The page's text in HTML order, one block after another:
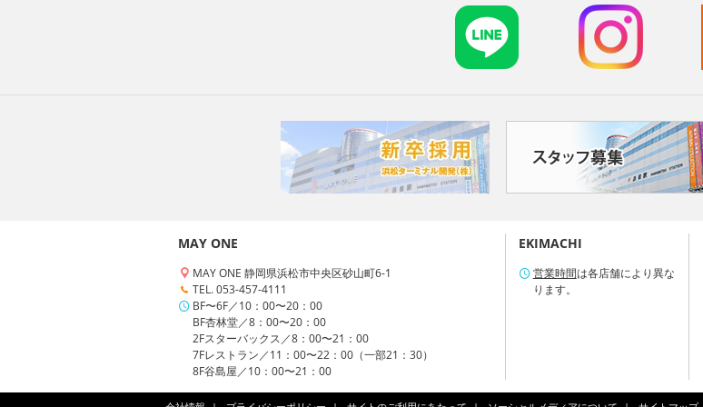
MAY ONE
MAY ONE 静岡県浜松市中央区砂山町6-1
TEL. 053-457-4111
BF〜6F／10：00〜20：00
BF杏林堂／8：00〜20：00
2Fスターバックス／8：00〜21：00
7Fレストラン／11：00〜22：00（一部21：30）
8F谷島屋／10：00〜21：00
EKIMACHI
営業時間は各店舗により異な
ります。